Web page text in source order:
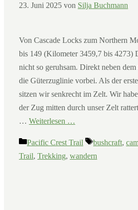
23. Juni 2025 von Silja Buchmann
Von Cascade Locks zum Northern
bis 149 (Kilometer 3459,7 bis 4273)
nicht so geruhsam. Direkt neben
die Güterzuglinie vorbei. Als der
sitzen wir senkrecht im Zelt. Wir
der Zug mitten durch unser Zelt
… Weiterlesen …
Kategorien
Pacific Crest Trail Schlagwörter
bushcraft,
Trail, Trekking, wandern